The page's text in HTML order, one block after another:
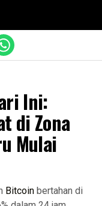
Ini:
di Zona
Mulai
Bitcoin bertahan di